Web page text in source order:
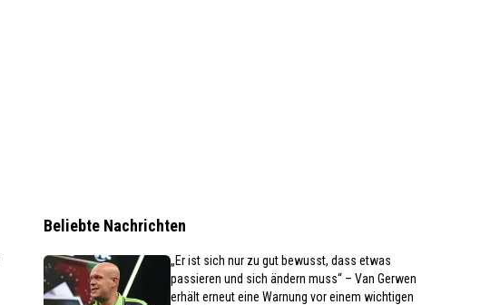
Beliebte Nachrichten
„Er ist sich nur zu gut bewusst, dass etwas
passieren und sich ändern muss“ – Van Gerwen
erhält erneut eine Warnung vor einem wichtigen